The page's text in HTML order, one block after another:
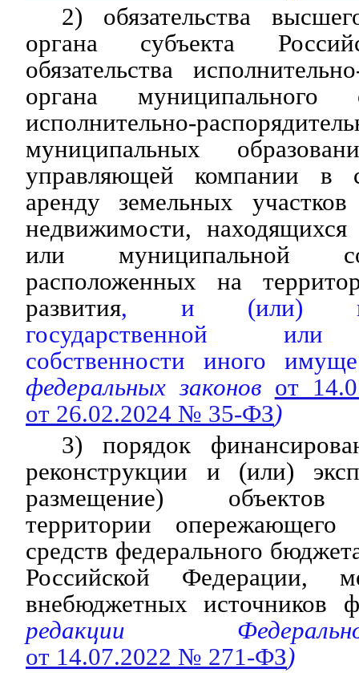
2) обязательства
органа субъекта
обязательства
органа муниципального
исполнительно-
муниципальных
управляющей компании в
аренду земельных
недвижимости, находящихся
или муниципальной
расположенных на
развития, и (или)
государственной или
собственности иного
федеральных законов от
от 26.02.2024 № 35-ФЗ)
3) порядок
реконструкции и (или)
размещение) объектов
территории опережающего
средств федерального
Российской Федерации,
внебюджетных источников
редакции
от 14.07.2022 № 271-ФЗ)